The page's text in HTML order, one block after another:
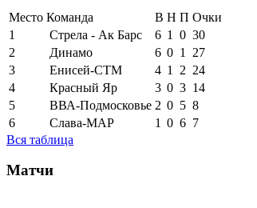
Место Команда В Н П Очки
1
Стрела - Ак Барс 6 1 0 30
2
Динамо 6 0 1
27
3
Енисей-СТМ 4 1 2 24
4
Красный Яр 3 0 3 14
5
ВВА-Подмосковье 2 0 5 8
6
Слава-МАР 1 0 6 7
Вся таблица
Матчи